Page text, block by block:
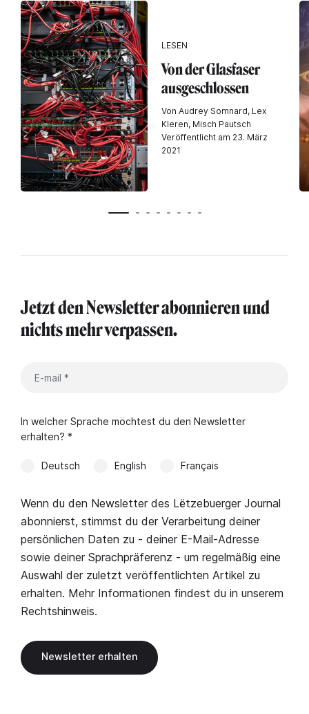
LESEN
Von der Glasfaser
ausgeschlossen
Von Audrey Somnard, Lex
Kleren, Misch Pautsch
Veröffentlicht am 23. März
2021
Jetzt den Newsletter abonnieren und
nichts mehr verpassen.
In welcher Sprache möchtest du den Newsletter
erhalten? *
Deutsch English Français
Wenn du den Newsletter des Lëtzebuerger Journal
abonnierst, stimmst du der Verarbeitung deiner
persönlichen Daten zu - deiner E-Mail-Adresse
sowie deiner Sprachpräferenz - um regelmäßig eine
Auswahl der zuletzt veröffentlichten Artikel zu
erhalten. Mehr Informationen findest du in unserem
Rechtshinweis.